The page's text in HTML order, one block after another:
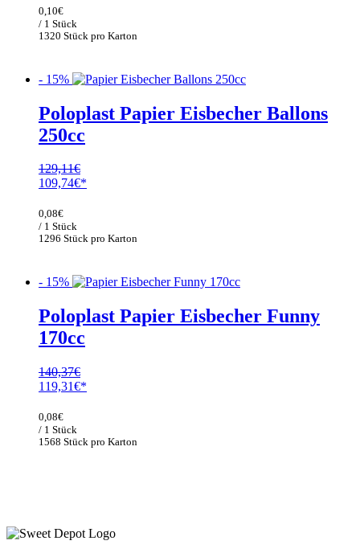
war:
151,10€
1320 Stück pro Karton
0,10€
/ 1 Stück
- 15%
Poloplast Papier Eisbecher Ballons
250cc
129,11€
Ursprünglicher
war:
129,11€
109,74€
1296 Stück pro Karton
0,08€
/ 1 Stück
- 15%
Poloplast Papier Eisbecher Funny
170cc
140,37€
Ursprünglicher
war:
140,37€
119,31€
1568 Stück pro Karton
0,08€
/ 1 Stück